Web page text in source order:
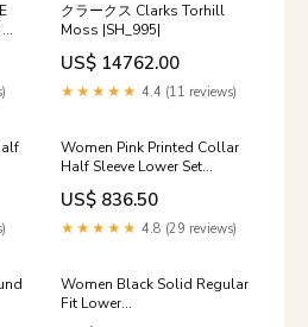
クラークス Clarks Torhill
Moss |SH_995|
US$ 14762.00
★★★★★ 4.4 (11 reviews)
Women Pink Printed Collar
Half Sleeve Lower Set
outer_material_genuine_leather
US$ 836.50
★★★★★ 4.8 (29 reviews)
Women Black Solid Regular
Fit Lower
product_color_Grey &